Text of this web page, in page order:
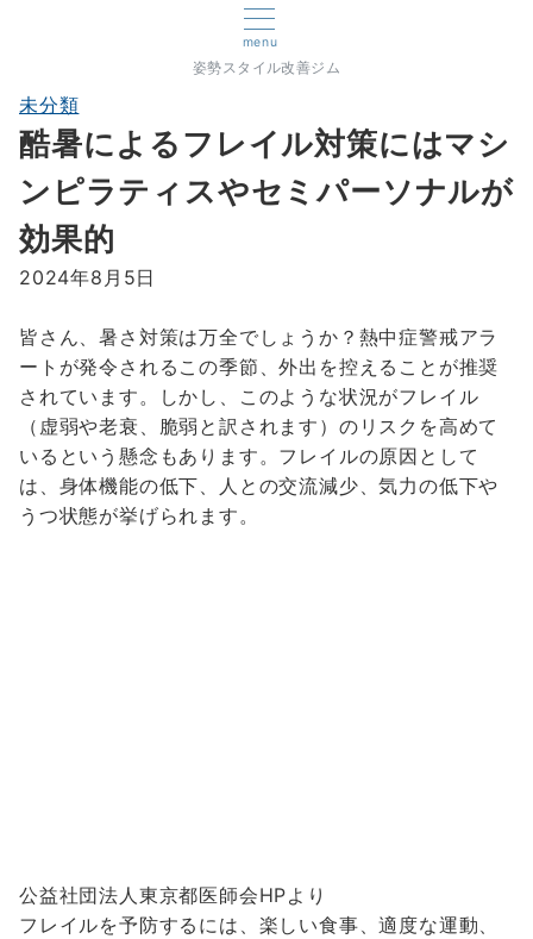
menu
姿勢スタイル改善ジム
未分類
酷暑によるフレイル対策にはマシ
ンピラティスやセミパーソナルが
効果的
2024年8月5日
皆さん、暑さ対策は万全でしょうか？熱中症警戒アラ
ートが発令されるこの季節、外出を控えることが推奨
されています。しかし、このような状況がフレイル
（虚弱や老衰、脆弱と訳されます）のリスクを高めて
いるという懸念もあります。フレイルの原因として
は、身体機能の低下、人との交流減少、気力の低下や
うつ状態が挙げられます。
公益社団法人東京都医師会HPより
フレイルを予防するには、楽しい食事、適度な運動、